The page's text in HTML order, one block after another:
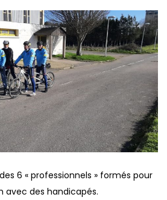
6 « professionnels » formés pour
des handicapés.